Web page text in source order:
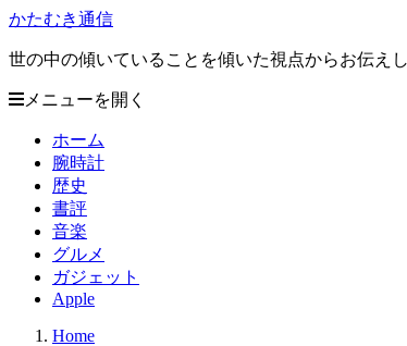
かたむき通信
世の中の傾いていることを傾いた視点からお伝え
メニューを開く
ホーム
腕時計
歴史
書評
音楽
グルメ
ガジェット
Apple
Home